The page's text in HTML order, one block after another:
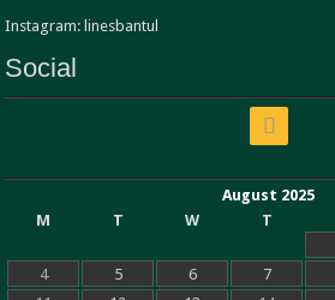
Instagram: linesbantul
Social
August 2025
M
T W T
4
5 6 7